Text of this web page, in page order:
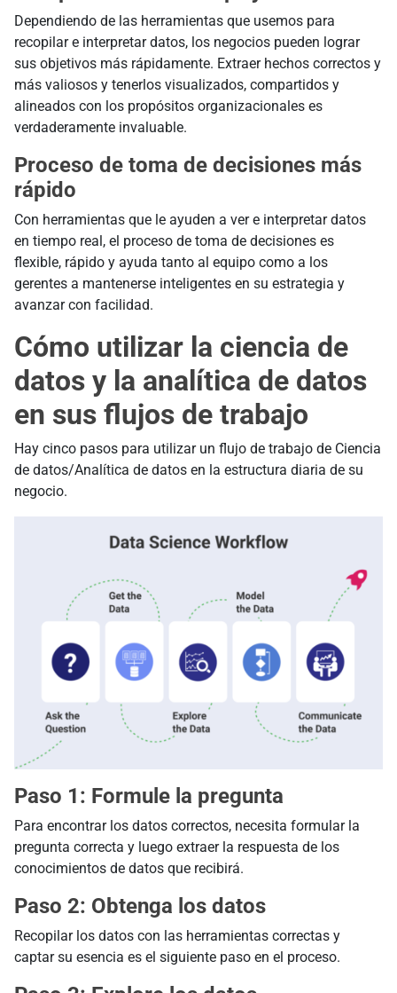
Dependiendo de las herramientas que usemos para
recopilar e interpretar datos, los negocios pueden lograr
sus objetivos más rápidamente. Extraer hechos correctos y
más valiosos y tenerlos visualizados, compartidos y
alineados con los propósitos organizacionales es
verdaderamente invaluable.
Proceso de toma de decisiones más
rápido
Con herramientas que le ayuden a ver e interpretar datos
en tiempo real, el proceso de toma de decisiones es
flexible, rápido y ayuda tanto al equipo como a los
gerentes a mantenerse inteligentes en su estrategia y
avanzar con facilidad.
Cómo utilizar la ciencia de
datos y la analítica de datos
en sus flujos de trabajo
Hay cinco pasos para utilizar un flujo de trabajo de Ciencia
de datos/Analítica de datos en la estructura diaria de su
negocio.
Paso 1: Formule la pregunta
Para encontrar los datos correctos, necesita formular la
pregunta correcta y luego extraer la respuesta de los
conocimientos de datos que recibirá.
Paso 2: Obtenga los datos
Recopilar los datos con las herramientas correctas y
captar su esencia es el siguiente paso en el proceso.